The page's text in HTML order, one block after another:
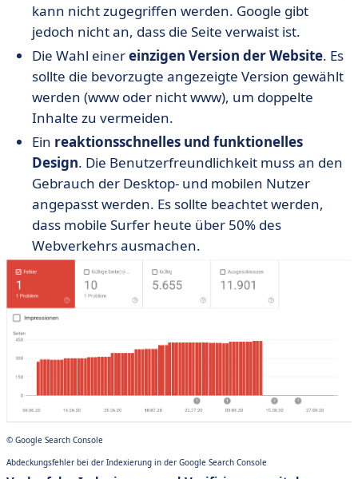
kann nicht zugegriffen werden. Google gibt
jedoch nicht an, dass die Seite verwaist ist.
Die Wahl einereinzigen Version der Website. Es
sollte die bevorzugte angezeigte Version gewählt
werden (www oder nicht www), um doppelte
Inhalte zu vermeiden.
Ein reaktionsschnelles und funktionelles
Design. Die Benutzerfreundlichkeit muss an den
Gebrauch der Desktop- und mobilen Nutzer
angepasst werden. Es sollte beachtet werden,
dass mobile Surfer heute über 50% des
Webverkehrs ausmachen.
© Google Search Console
Abdeckungsfehler bei der Indexierung in der Google Search Console